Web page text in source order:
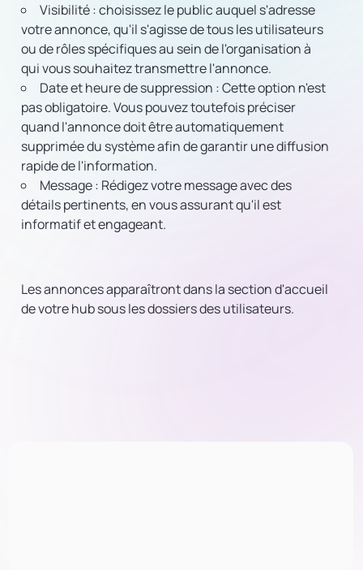
Visibilité :choisissez le public auquel s'adresse
votre annonce, qu'il s'agisse de tous les utilisateurs
ou de rôles spécifiques au sein de l'organisation à
qui vous souhaitez transmettre l'annonce.
Date et heure de suppression :Cette option n'est
pas obligatoire. Vous pouvez toutefois préciser
quand l'annonce doit être automatiquement
supprimée du système afin de garantir une diffusion
rapide de l'information.
Message : Rédigez votre message avec des
détails pertinents, en vous assurant qu'il est
informatif et engageant.
Les annonces apparaîtront dans la section d'accueil
de votre hub sous les dossiers des utilisateurs.